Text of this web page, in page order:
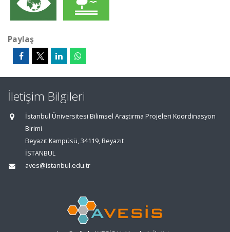
Paylaş
İletişim Bilgileri
İstanbul Üniversitesi Bilimsel Araştırma Projeleri Koordinasyon
Birimi
Beyazıt Kampüsü, 34119, Beyazıt
İSTANBUL
aves@istanbul.edu.tr